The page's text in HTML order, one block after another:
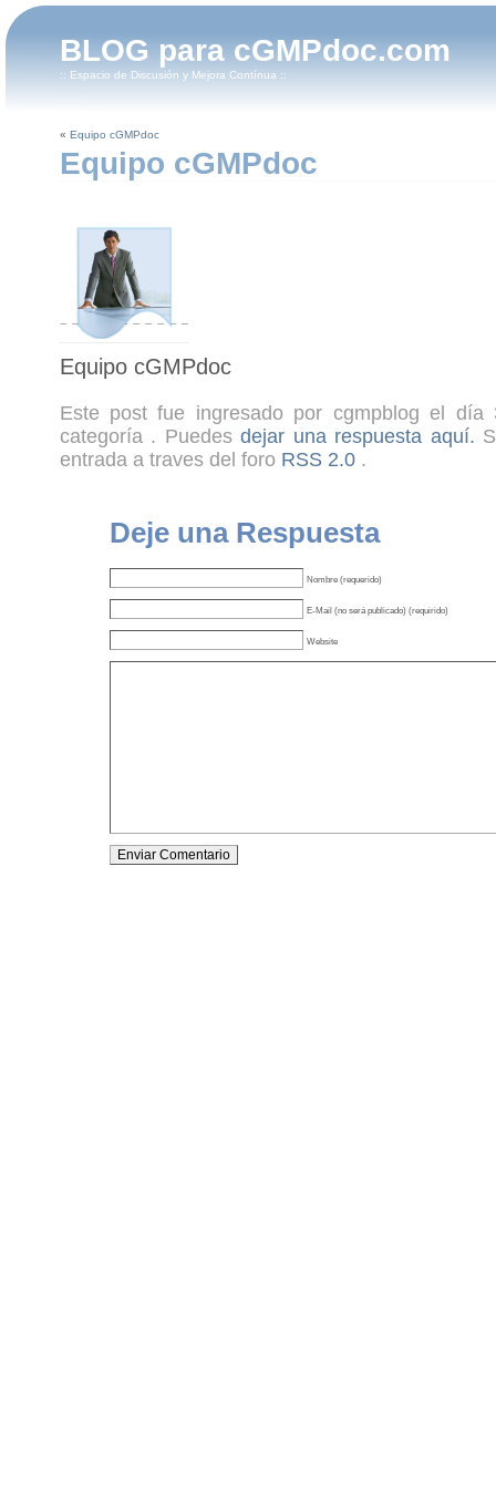
BLOG para cGMPdoc.com
:: Espacio de Discusión y Mejora Contínua ::
« Equipo cGMPdoc
Equipo cGMPdoc
Equipo cGMPdoc
Este post fue ingresado por cgmpblog el
categoría . Puedesdejar una respuesta aquí.
entrada a traves del foro RSS 2.0.
Deje una Respuesta
Nombre (requerido)
E-Mail (no será publicado) (requirido)
Website